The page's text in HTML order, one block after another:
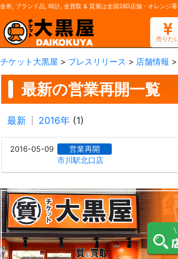
金券, ブランド品, 時計, 金買取 & 質屋は全国280店舗・オレンジ
売りた
チケット大黒屋 > プレスリリース > 店舗情報 >
最新の営業再開一覧
最新 2016年 (1)
2016-05-09
営業再開
市川駅北口店